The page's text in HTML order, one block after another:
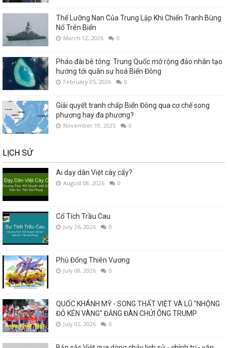
Thế Lưỡng Nan Của Trung Lập Khi Chiến Tranh Bùng
Nổ Trên Biển
March 12, 2026 0
Pháo đài bê tông: Trung Quốc mở rộng đảo nhân tạo
hướng tới quân sự hoá Biển Đông
February 05, 2026 0
Giải quyết tranh chấp Biển Đông qua cơ chế song
phương hay đa phương?
November 19, 2025 0
LỊCH SỬ
Ai dạy dân Việt cày cấy?
August 08, 2026 0
Cổ Tích Trầu Cau
July 26, 2026 0
Phù Đổng Thiên Vương
July 08, 2026 0
QUỐC KHÁNH MỸ - SONG THẤT VIỆT VÀ LŨ "NHỘNG
ĐỎ KÉN VÀNG" ĐĂNG ĐÀN CHỬI ÔNG TRUMP
July 02, 2026 0